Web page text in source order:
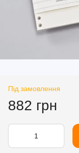
Під замовлення
882 грн